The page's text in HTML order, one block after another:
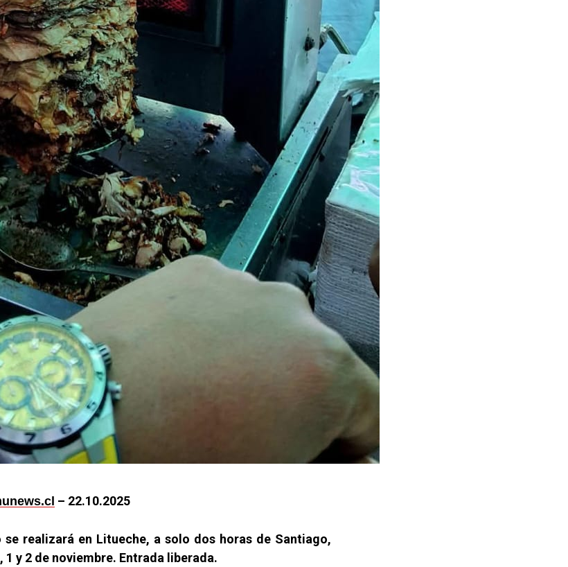
– 22.10.2025
se realizará en Litueche, a solo dos horas de Santiago,
1 y 2 de noviembre. Entrada liberada.